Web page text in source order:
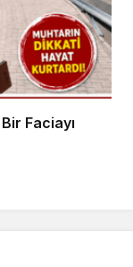
Faciayı